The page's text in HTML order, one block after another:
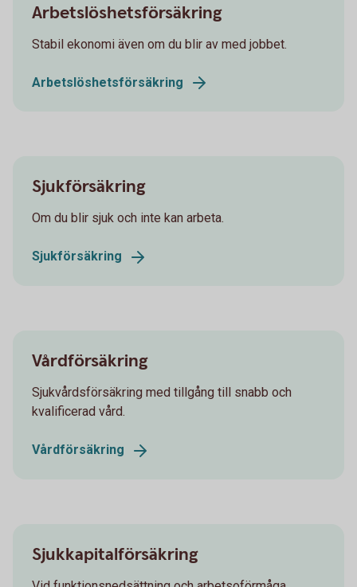
Arbetslöshetsförsäkring
Stabil ekonomi även om du blir av med jobbet.
Arbetslöshetsförsäkring
Sjukförsäkring
Om du blir sjuk och inte kan arbeta.
Sjukförsäkring
Vårdförsäkring
Sjukvårdsförsäkring med tillgång till snabb och
kvalificerad vård.
Vårdförsäkring
Sjukkapitalförsäkring